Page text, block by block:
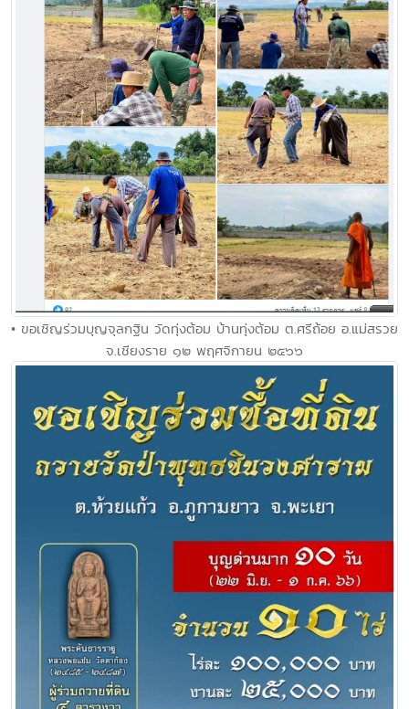
• ขอเชิญร่วมบุญจุลกฐิน วัดทุ่งต้อม บ้านทุ่งต้อม ต.ศรีถ้อย อ.แม่สรวย
จ.เชียงราย ๑๒ พฤศจิกายน ๒๕๖๖